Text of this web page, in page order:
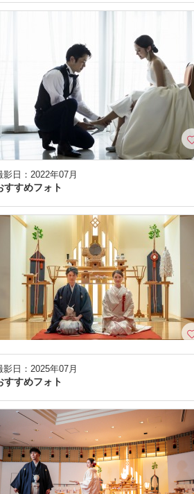
影日：2022年07月
すすめフォト
影日：2025年07月
すすめフォト